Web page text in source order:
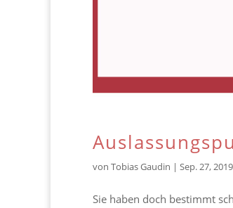
von Tobias Gaudin | Sep. 27, 2019
Sie haben doch bestimmt